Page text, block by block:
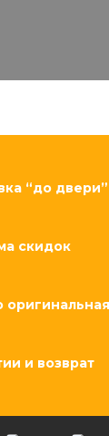
“до двери”
скидок
и возврат